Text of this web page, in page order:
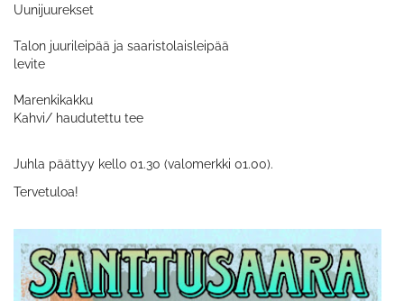
Uunijuurekset
Talon juurileipää ja saaristolaisleipää
levite
Marenkikakku
Kahvi/ haudutettu tee
Juhla päättyy kello 01.30 (valomerkki 01.00).
Tervetuloa!